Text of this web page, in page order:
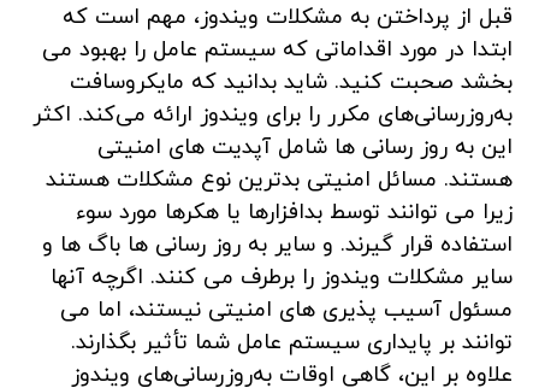
قبل از پرداختن به مشکلات ویندوز، مهم است که
ابتدا در مورد اقداماتی که سیستم عامل را بهبود می
بخشد صحبت کنید. شاید بدانید که مایکروسافت
به‌روزرسانی‌های مکرر را برای ویندوز ارائه می‌کند. اکثر
این به روز رسانی ها شامل آپدیت های امنیتی
هستند. مسائل امنیتی بدترین نوع مشکلات هستند
زیرا می توانند توسط بدافزارها یا هکرها مورد سوء
استفاده قرار گیرند. و سایر به روز رسانی ها باگ ها و
سایر مشکلات ویندوز را برطرف می کنند. اگرچه آنها
مسئول آسیب پذیری های امنیتی نیستند، اما می
توانند بر پایداری سیستم عامل شما تأثیر بگذارند.
علاوه بر این، گاهی اوقات به‌روزرسانی‌های ویندوز